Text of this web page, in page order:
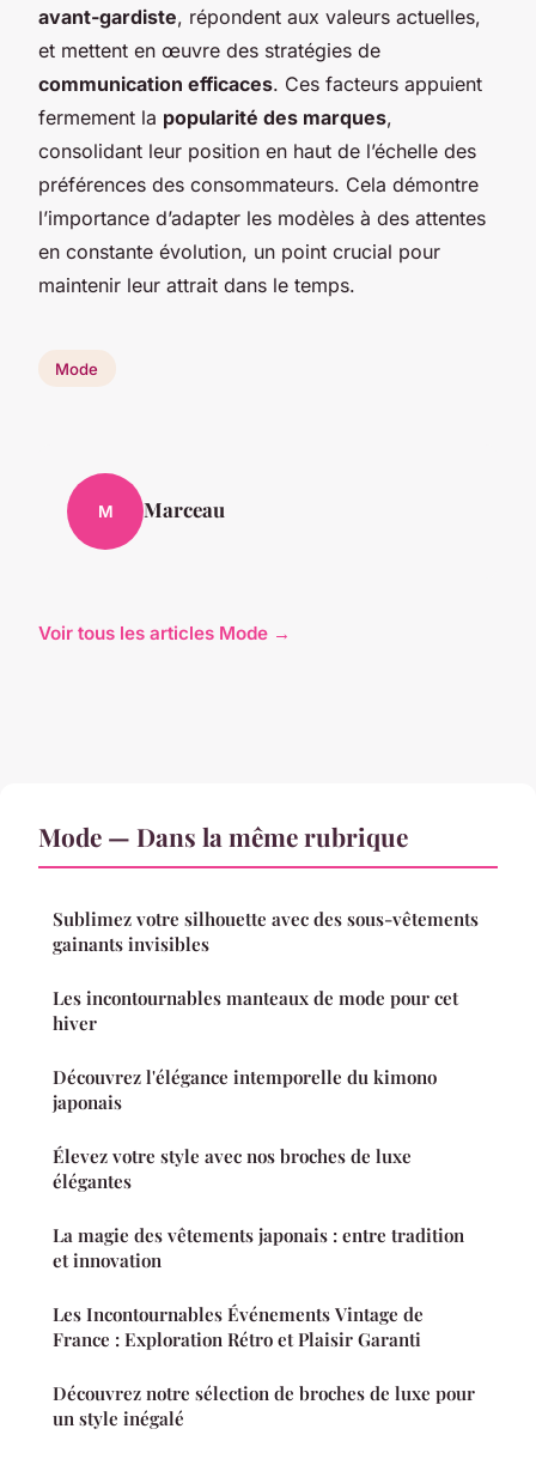
avant-gardiste, répondent aux valeurs actuelles,
et mettent en œuvre des stratégies de
communication efficaces. Ces facteurs appuient
fermement la popularité des marques,
consolidant leur position en haut de l’échelle des
préférences des consommateurs. Cela démontre
l’importance d’adapter les modèles à des attentes
en constante évolution, un point crucial pour
maintenir leur attrait dans le temps.
Mode
M Marceau
Voir tous les articles Mode →
Mode — Dans la même rubrique
Sublimez votre silhouette avec des sous-vêtements
gainants invisibles
Les incontournables manteaux de mode pour cet
hiver
Découvrez l'élégance intemporelle du kimono
japonais
Élevez votre style avec nos broches de luxe
élégantes
La magie des vêtements japonais : entre tradition
et innovation
Les Incontournables Événements Vintage de
France : Exploration Rétro et Plaisir Garanti
Découvrez notre sélection de broches de luxe pour
un style inégalé